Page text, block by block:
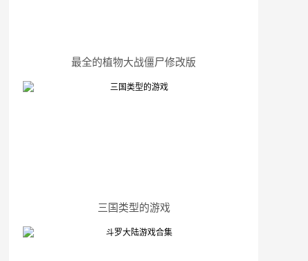
最全的植物大战僵尸修改版
三国类型的游戏